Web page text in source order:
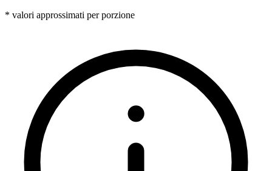
* valori approssimati per porzione